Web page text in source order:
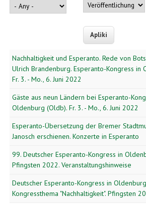
Nachhaltigkeit und Esperanto. Rede von
Ulrich Brandenburg. Esperanto-Kongress in
Fr. 3. - Mo., 6. Juni 2022
Gäste aus neun Ländern bei Esperanto-
Oldenburg (Oldb). Fr. 3. - Mo., 6. Juni 2022
Esperanto-Übersetzung der Bremer
Janosch erschienen. Konzerte in Esperanto
99. Deutscher Esperanto-Kongress in
Pfingsten 2022. Veranstaltungshinweise
Deutscher Esperanto-Kongress in
Kongressthema "Nachhaltigkeit". Pfingsten